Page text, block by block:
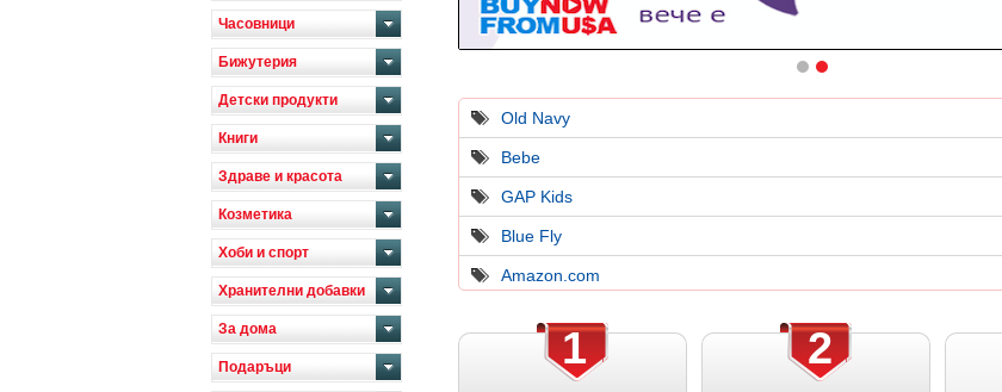
Часовници
Бижутерия
Детски продукти
Книги
Здраве и красота
Козметика
Хоби и спорт
Хранителни добавки
За дома
Подаръци
Old Navy
Bebe
GAP Kids
Blue Fly
Amazon.com
1 2